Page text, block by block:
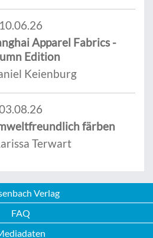
10.06.26
Apparel Fabrics -
Edition
Keienburg
färben
Terwart
Verlag
FAQ